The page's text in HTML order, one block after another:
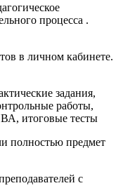
процесса .
в личном кабинете.
задания,
работы,
итоговые тесты
полностью предмет
с